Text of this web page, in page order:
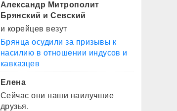
Александр Митрополит
Брянский и Севский
и корейцев везут
Брянца осудили за призывы к
насилию в отношении индусов и
кавказцев
Елена
Сейчас они наши наилучшие
друзья.